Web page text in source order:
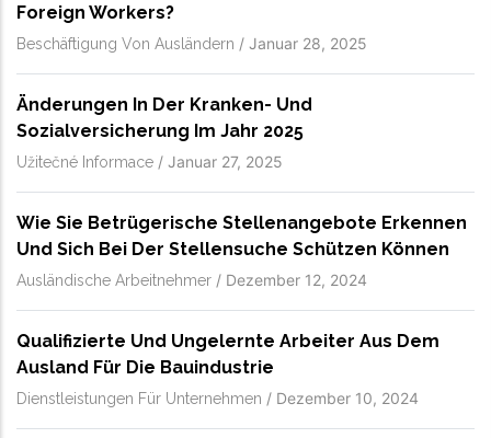
Foreign Workers?
Beschäftigung Von Ausländern / Januar 28, 2025
Änderungen In Der Kranken- Und
Sozialversicherung Im Jahr 2025
Užitečné Informace / Januar 27, 2025
Wie Sie Betrügerische Stellenangebote Erkennen
Und Sich Bei Der Stellensuche Schützen Können
Ausländische Arbeitnehmer / Dezember 12, 2024
Qualifizierte Und Ungelernte Arbeiter Aus Dem
Ausland Für Die Bauindustrie
Dienstleistungen Für Unternehmen / Dezember 10, 2024